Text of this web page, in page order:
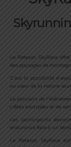
Le Retezat SkyRace
des paysages de
C’est la possibilité
au cœur de la nature
Le parcours de
crêtes escarpées et de
Les participants
endurance face à un
Le Retezat SkyRace